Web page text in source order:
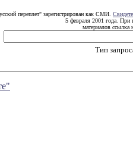
переплет" зарегистрирован как СМИ.
5 февраля 2001 года. При
материалов ссылка
Тип